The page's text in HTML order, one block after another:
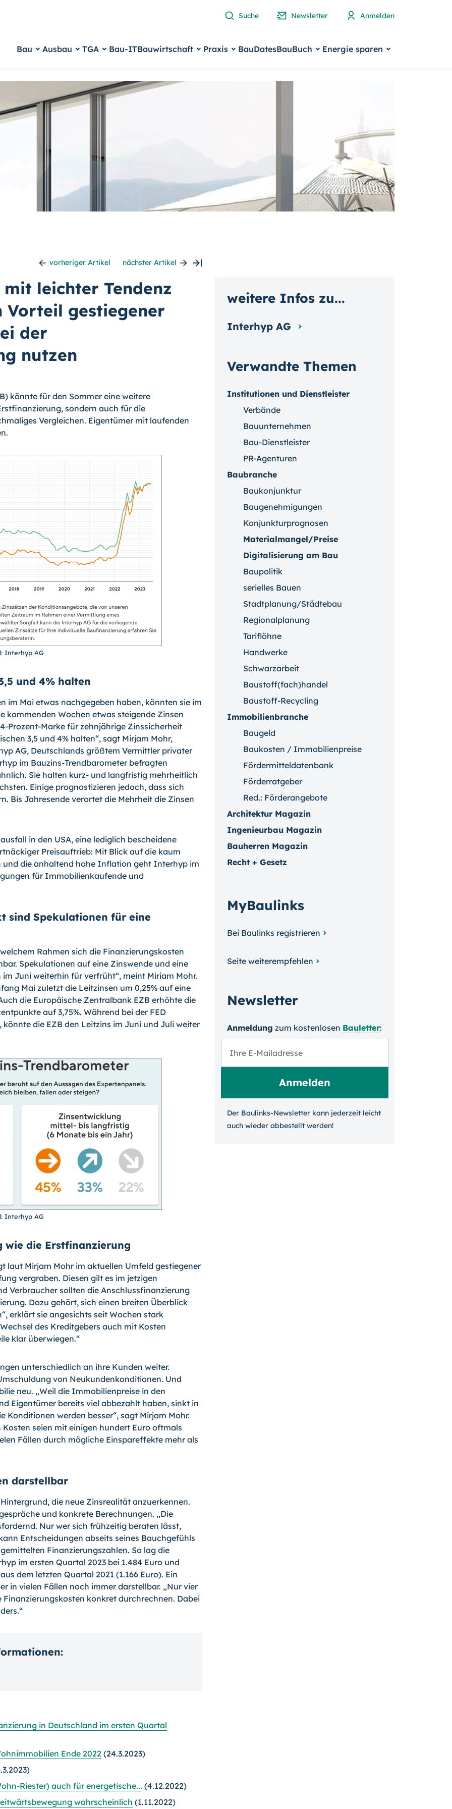
Suche Newsletter Anmelden
Bau Ausbau TGA Bau-ITBauwirtschaft Praxis BauDatesBauBuch Energie sparen
vorheriger Artikel nächster Artikel
leichter Tendenz
Vorteil gestiegener
der
nutzen
könnte für den Sommer eine weitere
sondern auch für die
Vergleichen. Eigentümer mit laufenden
Interhyp AG
und 4% halten
im Mai etwas nachgegeben haben, könnten sie im
kommenden Wochen etwas steigende Zinsen
Prozent-Marke für zehnjährige Zinssicherheit
3,5 und 4% halten“, sagt Mirjam Mohr,
AG, Deutschlands größtem Vermittler privater
im Bauzins-Trendbarometer befragten
Sie halten kurz- und langfristig mehrheitlich
Einige prognostizieren jedoch, dass sich
Bis Jahresende verortet die Mehrheit die Zinsen
in den USA, eine lediglich bescheidene
Preisauftrieb: Mit Blick auf die kaum
die anhaltend hohe Inflation geht Interhyp im
für Immobilienkaufende und
sind Spekulationen für eine
Rahmen sich die Finanzierungskosten
Spekulationen auf eine Zinswende und eine
Juni weiterhin für verfrüht“, meint Miriam Mohr.
Mai zuletzt die Leitzinsen um 0,25% auf eine
die Europäische Zentralbank EZB erhöhte die
auf 3,75%. Während bei der FED
die EZB den Leitzins im Juni und Juli weiter
Interhyp AG
wie die Erstfinanzierung
laut Mirjam Mohr im aktuellen Umfeld gestiegener
vergraben. Diesen gilt es im jetzigen
Verbraucher sollten die Anschlussfinanzierung
Dazu gehört, sich einen breiten Überblick
erklärt sie angesichts seit Wochen stark
des Kreditgebers auch mit Kosten
klar überwiegen.“
unterschiedlich an ihre Kunden weiter.
von Neukundenkonditionen. Und
neu. „Weil die Immobilienpreise in den
Eigentümer bereits viel abbezahlt haben, sinkt in
Konditionen werden besser“, sagt Mirjam Mohr.
seien mit einigen hundert Euro oftmals
Fällen durch mögliche Einspareffekte mehr als
darstellbar
die neue Zinsrealität anzuerkennen.
und konkrete Berechnungen. „Die
Nur wer sich frühzeitig beraten lässt,
Entscheidungen abseits seines Bauchgefühls
Finanzierungszahlen. So lag die
im ersten Quartal 2023 bei 1.484 Euro und
dem letzten Quartal 2021 (1.166 Euro). Ein
in vielen Fällen noch immer darstellbar. „Nur vier
konkret durchrechnen. Dabei
in Deutschland im ersten Quartal
Ende 2022 (24.3.2023)
Riester) auch für energetische... (4.12.2022)
wahrscheinlich (1.11.2022)
Verwandte Themen
Institutionen und Dienstleister
Verbände
Bauunternehmen
Bau-Dienstleister
PR-Agenturen
Baubranche
Baukonjunktur
Baugenehmigungen
Konjunkturprognosen
Materialmangel/Preise
Digitalisierung am Bau
Baupolitik
serielles Bauen
Stadtplanung/Städtebau
Regionalplanung
Tariflöhne
Handwerke
Schwarzarbeit
Baustoff(fach)handel
Baustoff-Recycling
Immobilienbranche
Baugeld
Baukosten / Immobilienpreise
Fördermitteldatenbank
Förderratgeber
Red.: Förderangebote
Architektur Magazin
Ingenieurbau Magazin
Bauherren Magazin
Recht + Gesetz
MyBaulinks
Bei Baulinks registrieren
Seite weiterempfehlen
Newsletter
Anmeldung zum kosten­losen Bauletter:
Der Baulinks-Newsletter kann jeder­zeit leicht
auch wieder ab­bestellt werden!
weitere Infos zu...
Interhyp AG